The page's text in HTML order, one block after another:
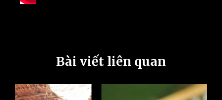
Bài viết liên quan